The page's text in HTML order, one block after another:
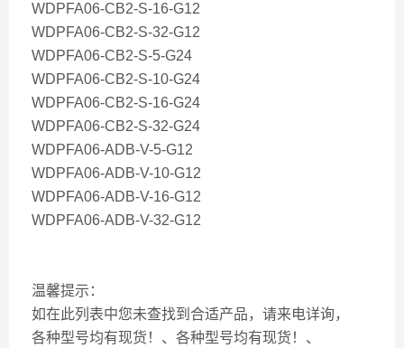
WDPFA06-CB2-S-16-G12
WDPFA06-CB2-S-32-G12
WDPFA06-CB2-S-5-G24
WDPFA06-CB2-S-10-G24
WDPFA06-CB2-S-16-G24
WDPFA06-CB2-S-32-G24
WDPFA06-ADB-V-5-G12
WDPFA06-ADB-V-10-G12
WDPFA06-ADB-V-16-G12
WDPFA06-ADB-V-32-G12
温馨提示：
如在此列表中您未查找到合适产品，请来电详询，
各种型号均有现货！、各种型号均有现货！、